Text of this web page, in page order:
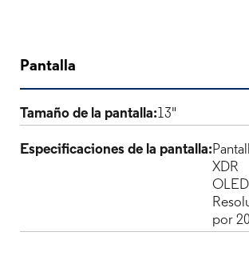
Pantalla
Tamaño de la pantalla:13"
Especificaciones de la pantalla:
XDR
OLED
por